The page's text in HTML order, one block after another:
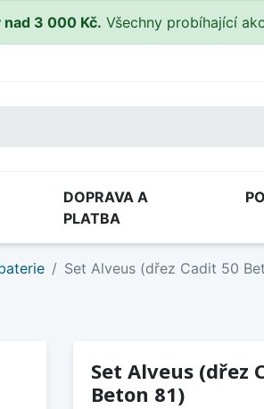
3 000 Kč. Všechny probíhající
DOPRAVA A
PLATBA
Set Alveus (dřez Cadit 50
Set Alveus (dřez
Beton 81)